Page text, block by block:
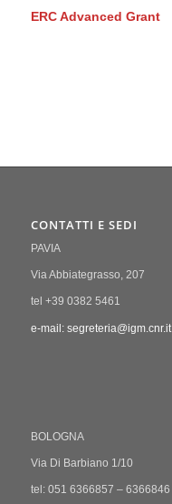
ERC Advanced Grant
CONTATTI E SEDI
PAVIA
Via Abbiategrasso, 207
tel +39 0382 5461
e-mail: segreteria@igm.cnr.it
BOLOGNA
Via Di Barbiano 1/10
tel: 051 6366857 – 6366846